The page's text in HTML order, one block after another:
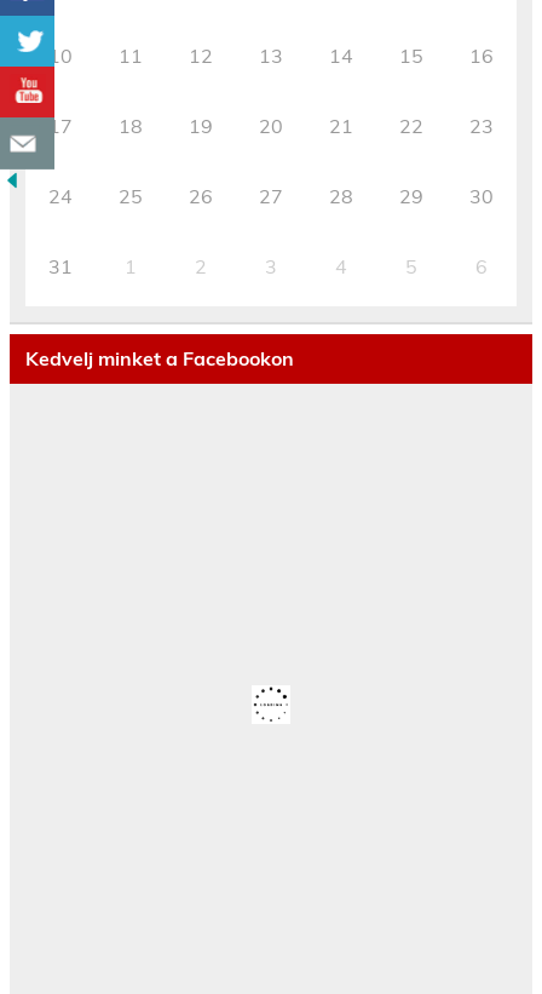
10 11 12 13 14 15 16
17 18 19 20 21 22 23
24 25 26 27 28 29 30
31 1 2 3 4 5 6
Kedvelj minket a Facebookon